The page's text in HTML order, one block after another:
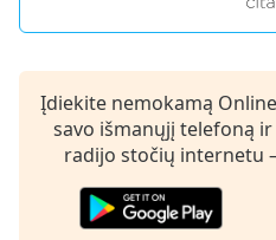
dialog
cancel
Įdiekite nemokamą
savo išmanųjį telefoną
radijo stočių internetu